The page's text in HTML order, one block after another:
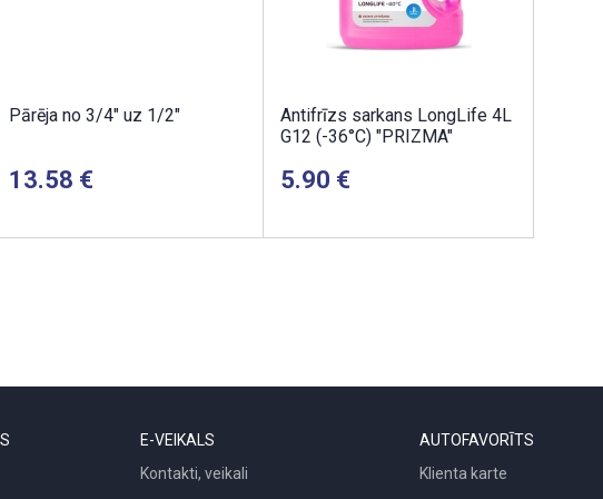
Pārēja no 3/4" uz 1/2"
13.58
Antifrīzs sarkans LongLife 4L
G12 (-36°C) "PRIZMA"
5.90
E-VEIKALS
Kontakti, veikali
AUTOFAVORĪTS
Klienta karte